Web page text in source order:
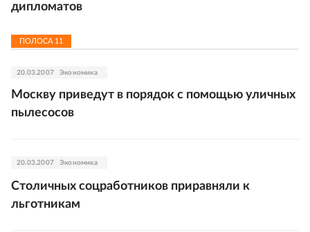
дипломатов
ПОЛОСА 11
20.03.2007 Экономика
Москву приведут в порядок с помощью уличных
пылесосов
20.03.2007 Экономика
Столичных соцработников приравняли к
льготникам